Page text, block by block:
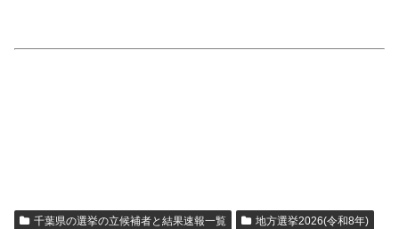
千葉県の選挙の立候補者と結果速報一覧 地方選挙2026(令和8年)